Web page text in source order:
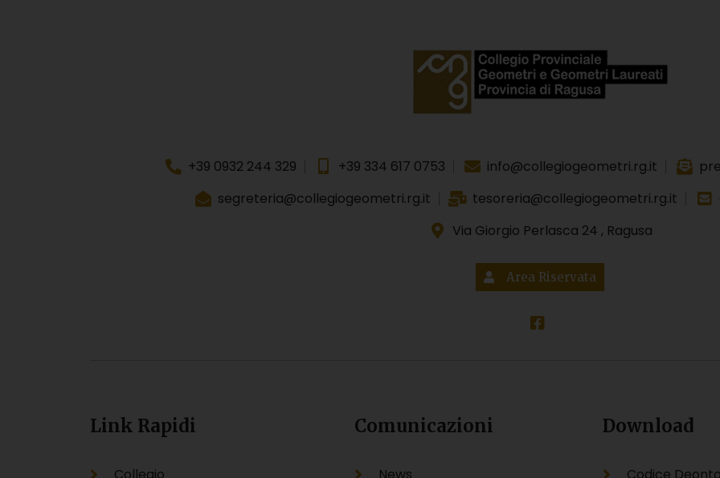
+39 0932 244 329 +39 334 617 0753 info@collegiogeometri.rg.it
segreteria@collegiogeometri.rg.it
tesoreria@collegiogeometri.rg.it
Via Giorgio Perlasca 24 , Ragusa
Area Riservata
Link Rapidi Comunicazioni Download